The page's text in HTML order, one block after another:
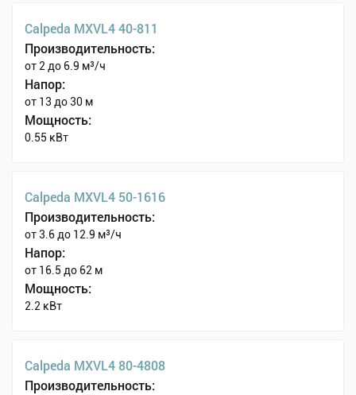
Calpeda MXVL4 40-811
Производительность:
от 2 до 6.9 м³/ч
Напор:
от 13 до 30 м
Мощность:
0.55 кВт
Calpeda MXVL4 50-1616
Производительность:
от 3.6 до 12.9 м³/ч
Напор:
от 16.5 до 62 м
Мощность:
2.2 кВт
Calpeda MXVL4 80-4808
Производительность: